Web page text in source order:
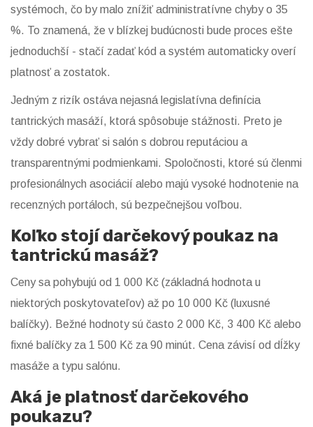
systémoch, čo by malo znížiť administratívne chyby o 35
%. To znamená, že v blízkej budúcnosti bude proces ešte
jednoduchší - stačí zadať kód a systém automaticky overí
platnosť a zostatok.
Jedným z rizík ostáva nejasná legislatívna definícia
tantrických masáží, ktorá spôsobuje stážnosti. Preto je
vždy dobré vybrať si salón s dobrou reputáciou a
transparentnými podmienkami. Spoločnosti, ktoré sú členmi
profesionálnych asociácií alebo majú vysoké hodnotenie na
recenzných portáloch, sú bezpečnejšou voľbou.
Koľko stojí darčekový poukaz na
tantrickú masáž?
Ceny sa pohybujú od 1 000 Kč (základná hodnota u
niektorých poskytovateľov) až po 10 000 Kč (luxusné
balíčky). Bežné hodnoty sú často 2 000 Kč, 3 400 Kč alebo
fixné balíčky za 1 500 Kč za 90 minút. Cena závisí od dĺžky
masáže a typu salónu.
Aká je platnosť darčekového
poukazu?